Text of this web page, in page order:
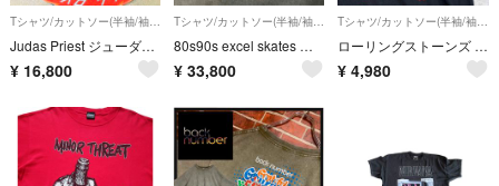
Tシャツ/カットソー(半袖/袖なし)
Judas Priest ジューダス・プリースト Tシャツ 80s 当時物
¥ 16,800
Tシャツ/カットソー(半袖/袖なし)
80s90s excel skates バンドtシャツ USA製 ホワイト XL
¥ 33,800
Tシャツ/カットソー(半袖/袖なし)
ローリングストーンズ ホットスタッフ オフィシャルTシャツ L ロックT
¥ 4,980